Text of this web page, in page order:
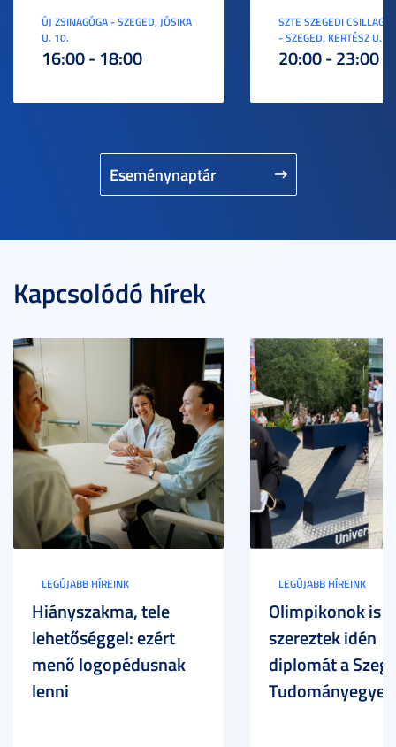
Eseménynaptár
ÚJ ZSINAGÓGA - SZEGED, JÓSIKA
U. 10.
16:00 - 18:00
SZTE SZEGEDI
- SZEGED, KERTÉSZ U. 3.
20:00 - 23:00
Kapcsolódó hírek
LEGÚJABB HÍREINK
Hiányszakma, tele
lehetőséggel: ezért
menő logopédusnak
lenni
LEGÚJABB HÍREINK
Olimpikonok is
szereztek idén
diplomát a